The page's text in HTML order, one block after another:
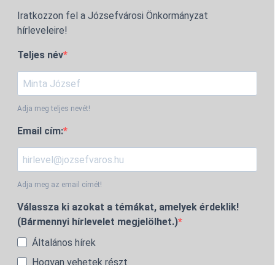
Iratkozzon fel a Józsefvárosi Önkormányzat
hírleveleire!
Teljes név
Adja meg teljes nevét!
Email cím:
Adja meg az email címét!
Válassza ki azokat a témákat, amelyek érdeklik!
(Bármennyi hírlevelet megjelölhet.)
Általános hírek
Hogyan vehetek részt